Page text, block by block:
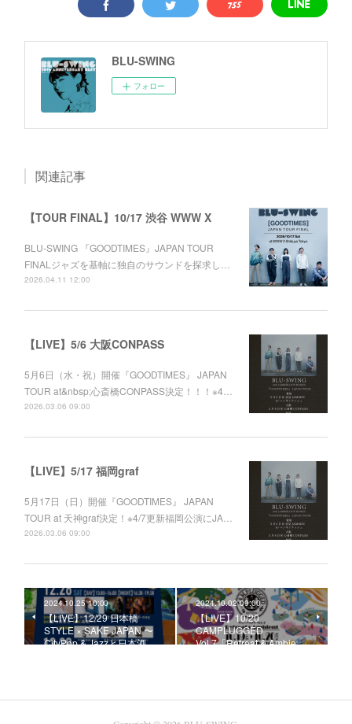
BLU-SWING
フォロー
関連記事
【TOUR FINAL】10/17 渋谷 WWW X
BLU-SWING 『GOODTIMES』JAPAN TOUR
FINALジャズを基軸に独自のサウンドを探求し…
2026.04.11 12:00
【LIVE】5/6 大阪CONPASS
5月6日（水・祝）開催『GOODTIMES』 JAPAN
TOUR at&nbsp;心斎橋CONPASS決定！！！※4…
2026.03.06 09:00
【LIVE】5/17 福岡graf
5月17日（日）開催『GOODTIMES』 JAPAN
TOUR at 天神graf決定！※4/7更新福岡公演にJA…
2026.03.06 09:00
2024.10.25 10:00
【LIVE】12/29 ⽇本橋
STYLE × SAKE JAPAN 〜
CityPop & Jazzと⽇本酒…
2024.10.02 09:00
【LIVE】10/20
CAMPLUGGED
Vol.7「Retreat & Ambie…